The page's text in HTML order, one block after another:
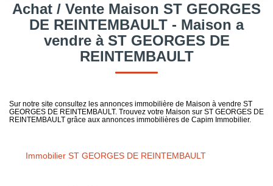
Qui Sommes Nous
Notre Équipe
Surface min Budget max
Plus de critères Créer une alerte
Achat / Vente Maison ST GEORGES
DE REINTEMBAULT - Maison a
vendre à ST GEORGES DE
REINTEMBAULT
Sur notre site consultez les annonces immobilière de Maison à vendre ST
GEORGES DE REINTEMBAULT. Trouvez votre Maison sur ST GEORGES DE
REINTEMBAULT grâce aux annonces immobilières de Capim Immobilier.
Immobilier ST GEORGES DE REINTEMBAULT